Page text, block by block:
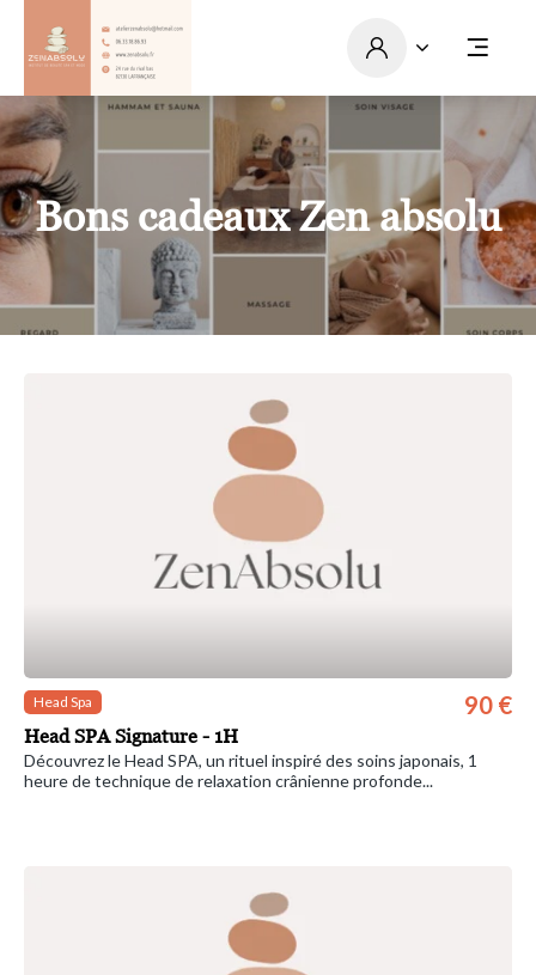
Bons cadeaux Zen absolu
Head Spa
Head SPA Signature - 1H
90 €
Découvrez le Head SPA, un rituel inspiré des soins japonais, 1
heure de technique de relaxation crânienne profonde...